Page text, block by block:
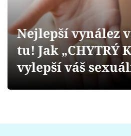
Videa
Sledujte prima+
Nejlepší vynález
tu! Jak „CHYTRÝ
vylepší váš